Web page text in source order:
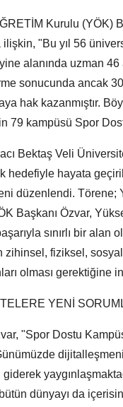
Kurulu (YÖK)
ilişkin, "Bu yıl 56
alanında uzman
sonucunda ancak
hak kazanmıştır.
79 kampüsü Spor
Bektaş Veli
hedefiyle hayata
düzenlendi. Törene;
Başkanı Özvar,
sınırlı bir
zihinsel, fiziksel,
olması gerektiğine
YENİ
"Spor Dostu
giderek
dünyayı da